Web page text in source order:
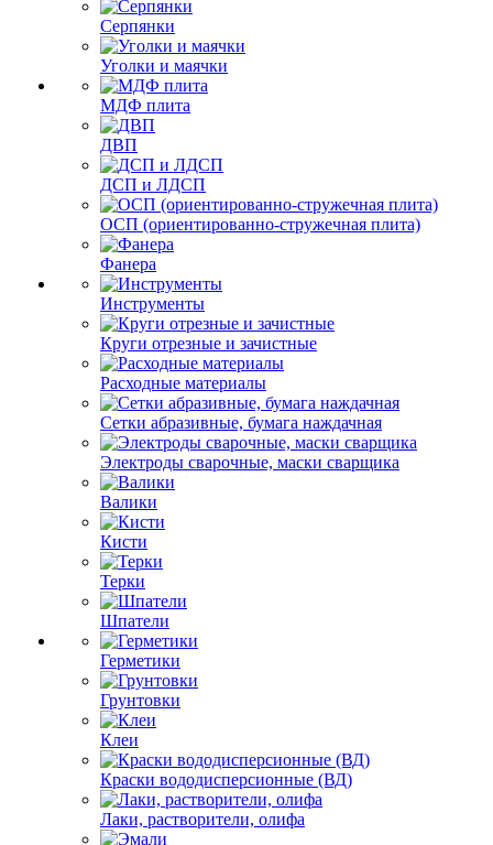
Серпянки
Уголки и маячки
МДФ плита
ДВП
ДСП и ЛДСП
ОСП (ориентированно-стружечная плита)
Фанера
Инструменты
Круги отрезные и зачистные
Расходные материалы
Сетки абразивные, бумага наждачная
Электроды сварочные, маски сварщика
Валики
Кисти
Терки
Шпатели
Герметики
Грунтовки
Клеи
Краски вододисперсионные (ВД)
Лаки, растворители, олифа